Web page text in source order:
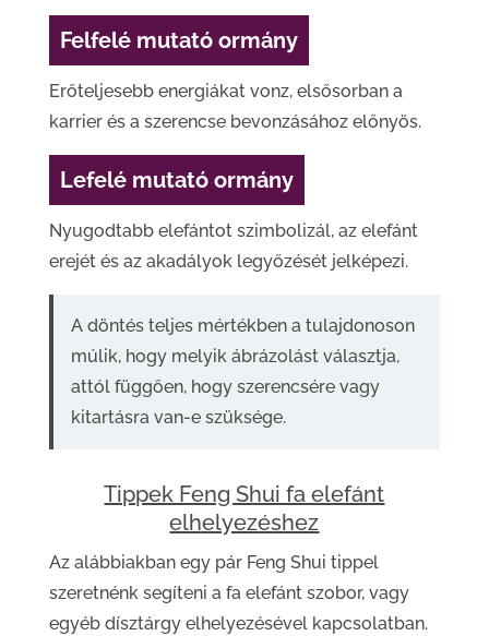
Felfelé mutató ormány
Erőteljesebb energiákat vonz, elsősorban a
karrier és a szerencse bevonzásához előnyös.
Lefelé mutató ormány
Nyugodtabb elefántot szimbolizál, az elefánt
erejét és az akadályok legyőzését jelképezi.
A döntés teljes mértékben a tulajdonoson
múlik, hogy melyik ábrázolást választja,
attól függően, hogy szerencsére vagy
kitartásra van-e szüksége.
Tippek Feng Shui fa elefánt
elhelyezéshez
Az alábbiakban egy pár Feng Shui tippel
szeretnénk segíteni a fa elefánt szobor, vagy
egyéb dísztárgy elhelyezésével kapcsolatban.